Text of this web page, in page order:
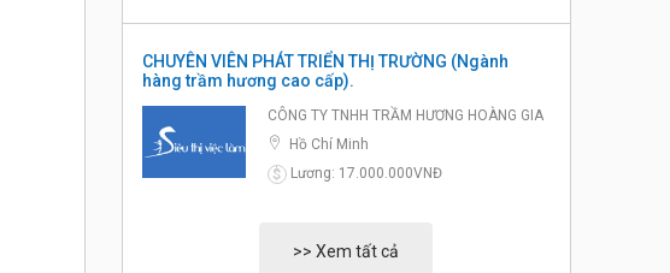
CHUYÊN VIÊN PHÁT TRIỂN THỊ TRƯỜNG (Ngành
hàng trầm hương cao cấp).
CÔNG TY TNHH TRẦM HƯƠNG HOÀNG GIA
Hồ Chí Minh
$
Lương: 17.000.000VNĐ
>> Xem tất cả